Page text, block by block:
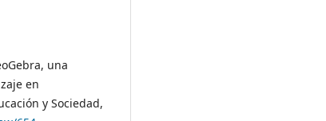
una
en
y Sociedad,